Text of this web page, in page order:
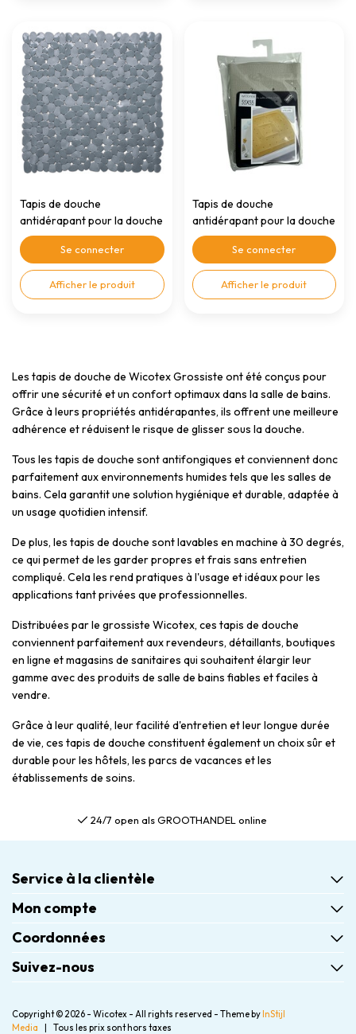
Tapis de douche
antidérapant pour la douche
gris 53x53cm
Se connecter
Afficher le produit
Tapis de douche
antidérapant pour la douche
gris 55x55cm
Se connecter
Afficher le produit
Les tapis de douche de Wicotex Grossiste ont été conçus pour
offrir une sécurité et un confort optimaux dans la salle de bains.
Grâce à leurs propriétés antidérapantes, ils offrent une meilleure
adhérence et réduisent le risque de glisser sous la douche.
Tous les tapis de douche sont antifongiques et conviennent donc
parfaitement aux environnements humides tels que les salles de
bains. Cela garantit une solution hygiénique et durable, adaptée à
un usage quotidien intensif.
De plus, les tapis de douche sont lavables en machine à 30 degrés,
ce qui permet de les garder propres et frais sans entretien
compliqué. Cela les rend pratiques à l'usage et idéaux pour les
applications tant privées que professionnelles.
Distribuées par le grossiste Wicotex, ces tapis de douche
conviennent parfaitement aux revendeurs, détaillants, boutiques
en ligne et magasins de sanitaires qui souhaitent élargir leur
gamme avec des produits de salle de bains fiables et faciles à
vendre.
Grâce à leur qualité, leur facilité d'entretien et leur longue durée
de vie, ces tapis de douche constituent également un choix sûr et
durable pour les hôtels, les parcs de vacances et les
établissements de soins.
24/7 open als GROOTHANDEL online
Service à la clientèle
Mon compte
Coordonnées
Suivez-nous
Copyright © 2026 - Wicotex - All rights reserved - Theme by InStijl
Media
Tous les prix sont hors taxes